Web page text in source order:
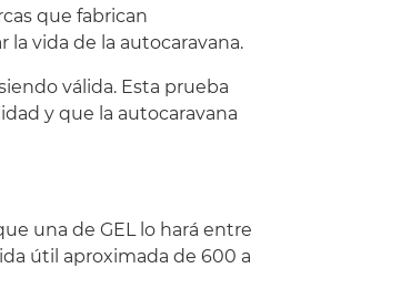
que fabrican
la vida de la autocaravana.
válida. Esta prueba
y que la autocaravana
una de GEL lo hará entre
útil aproximada de 600 a